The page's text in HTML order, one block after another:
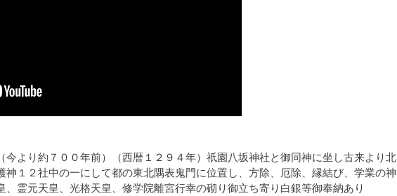
今より約７００年前）（西暦１２９４年）祇園八坂神社と御同神に坐し古来より北
神１２社中の一にして都の東北隅表鬼門に位置し、方除、厄除、縁結び、学業の神
、霊元天皇、光格天皇、修学院離宮行幸の砌り御立ち寄り白銀等御奉納あり